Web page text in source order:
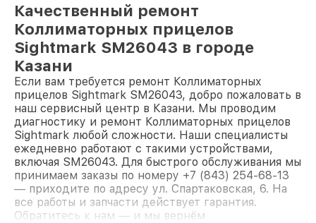
Качественный ремонт
Коллиматорных прицелов
Sightmark SM26043 в городе
Казани
Если вам требуется ремонт Коллиматорных
прицелов Sightmark SM26043, добро пожаловать в
наш сервисный центр в Казани. Мы проводим
диагностику и ремонт Коллиматорных прицелов
Sightmark любой сложности. Наши специалисты
ежедневно работают с такими устройствами,
включая SM26043. Для быстрого обслуживания мы
принимаем заказы по номеру +7 (843) 254-68-13
— приходите по адресу ул. Спартаковская, 6. На
все работы и запчасти действует гарантия.
Обратитесь к нам — и мы вернём